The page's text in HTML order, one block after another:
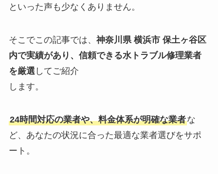
といった声も少なくありません。
そこでこの記事では、 神奈川県 横浜市 保土ヶ谷区
内で実績があり、信頼できる水トラブル修理業者
を厳選 してご紹介
します。
24時間対応の業者や、料金体系が明確な業者な
ど、あなたの状況に合った最適な業者選びをサポ
ート。